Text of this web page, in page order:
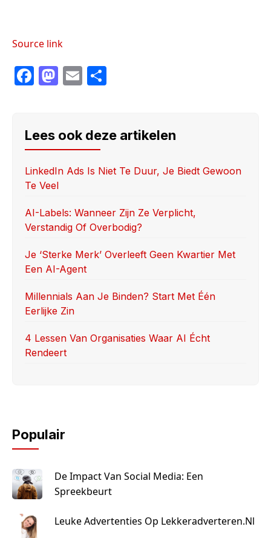
Source link
F
e
b
o
o
k
M
o
d
o
n
E
e
Lees ook deze artikelen
LinkedIn Ads Is Niet Te Duur, Je Biedt Gewoon
Te Veel
AI-Labels: Wanneer Zijn Ze Verplicht,
Verstandig Of Overbodig?
Je ‘sterke Merk’ Overleeft Geen Kwartier Met
Een AI-Agent
Millennials Aan Je Binden? Start Met Één
Eerlijke Zin
4 Lessen Van Organisaties Waar AI Écht
Rendeert
Populair
De Impact Van Social Media: Een
Spreekbeurt
Leuke Advertenties Op Lekkeradverteren.nl